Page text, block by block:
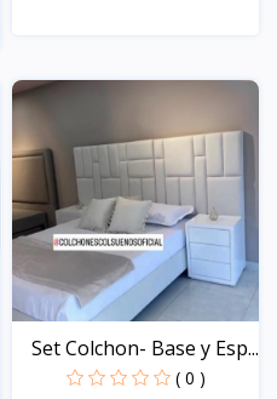
Set Colchon- Base y Esp...
( 0 )